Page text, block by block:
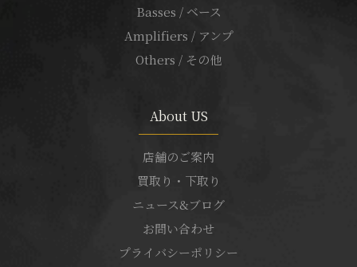
Basses / ベース
Amplifiers / アンプ
Others / その他
About US
店舗のご案内
買取り・下取り
ニュース&ブログ
お問い合わせ
プライバシーポリシー